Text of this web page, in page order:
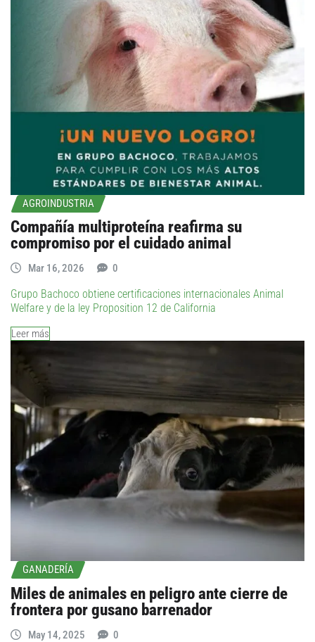
AGROINDUSTRIA
Compañía multiproteína reafirma su
compromiso por el cuidado animal
Mar 16, 2026 0
Grupo Bachoco obtiene certificaciones internacionales Animal
Welfare y de la ley Proposition 12 de California
Leer más
GANADERÍA
Miles de animales en peligro ante cierre de
frontera por gusano barrenador
May 14, 2025 0